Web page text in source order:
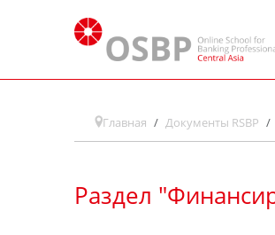
Главная Документы RSBP
Раздел